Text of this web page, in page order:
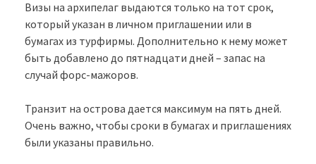
Визы на архипелаг выдаются только на тот срок,
который указан в личном приглашении или в
бумагах из турфирмы. Дополнительно к нему может
быть добавлено до пятнадцати дней – запас на
случай форс-мажоров.
Транзит на острова дается максимум на пять дней.
Очень важно, чтобы сроки в бумагах и приглашениях
были указаны правильно.